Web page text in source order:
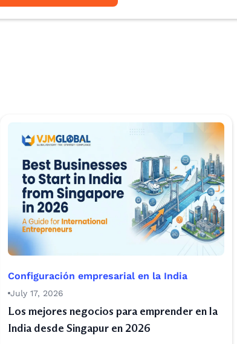
Configuración empresarial en la India
July 17, 2026
Los mejores negocios para emprender en la
India desde Singapur en 2026